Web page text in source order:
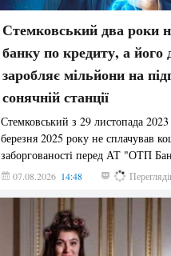
Стемковський два роки
банку по кредиту, а його
заробляє мільйони на
сонячній станції
Стемковський з 29 листопада
березня 2025 року не сплачував
заборгованості перед АТ "ОТП
07.08.2026 14:48 378